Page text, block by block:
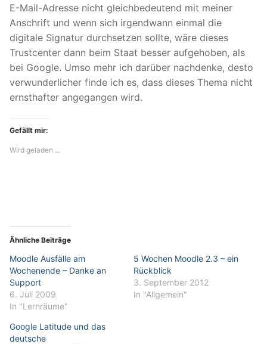
E-Mail-Adresse nicht gleichbedeutend mit meiner
Anschrift und wenn sich irgendwann einmal die
digitale Signatur durchsetzen sollte, wäre dieses
Trustcenter dann beim Staat besser aufgehoben, als
bei Google. Umso mehr ich darüber nachdenke, desto
verwunderlicher finde ich es, dass dieses Thema nicht
ernsthafter angegangen wird.
Gefällt mir:
Wird geladen …
Ähnliche Beiträge
Moodle Ausfälle am
Wochenende – Danke an
Support
6. Juli 2009
In "Lernräume"
5 Wochen Moodle 2.3 – ein
Rückblick
3. September 2012
In "Allgemein"
Google Latitude und das
deutsche